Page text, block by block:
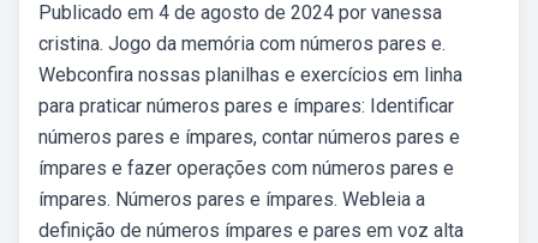
Publicado em 4 de agosto de 2024 por vanessa
cristina. Jogo da memória com números pares e.
Webconfira nossas planilhas e exercícios em linha
para praticar números pares e ímpares: Identificar
números pares e ímpares, contar números pares e
ímpares e fazer operações com números pares e
ímpares. Números pares e ímpares. Webleia a
definição de números ímpares e pares em voz alta